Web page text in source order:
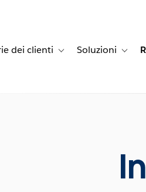
navigation for Prodotti
dei clienti Toggle sub-navigation
Soluzioni